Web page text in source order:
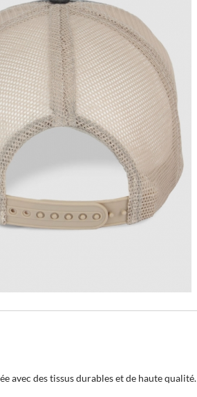
avec des tissus durables et de haute qualité.